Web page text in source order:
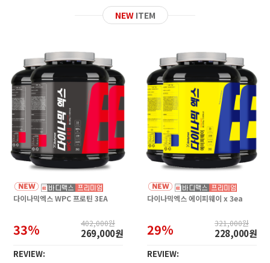
NEWITEM
다이나믹엑스 WPC 프로틴 3EA
33% 402,000원
269,000원
REVIEW:
다이나믹엑스 에이피웨이 x 3ea
29% 321,000원
228,000원
REVIEW: